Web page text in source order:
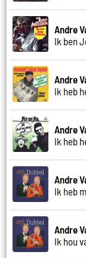
Andre
Ik ben
Andre
Ik heb
Andre
Ik heb
Andre
Ik heb
Andre
Ik hou